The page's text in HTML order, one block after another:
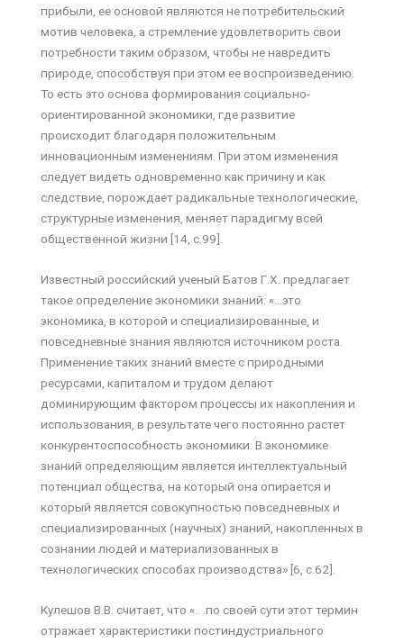
прибыли, ее основой являются не потребительский
мотив человека, а стремление удовлетворить свои
потребности таким образом, чтобы не навредить
природе, способствуя при этом ее воспроизведению.
То есть это основа формирования социально-
ориентированной экономики, где развитие
происходит благодаря положительным
инновационным изменениям. При этом изменения
следует видеть одновременно как причину и как
следствие, порождает радикальные технологические,
структурные изменения, меняет парадигму всей
общественной жизни [14, с.99].
Известный российский ученый Батов Г.Х. предлагает
такое определение экономики знаний: «…это
экономика, в которой и специализированные, и
повседневные знания являются источником роста.
Применение таких знаний вместе с природными
ресурсами, капиталом и трудом делают
доминирующим фактором процессы их накопления и
использования, в результате чего постоянно растет
конкурентоспособность экономики. В экономике
знаний определяющим является интеллектуальный
потенциал общества, на который она опирается и
который является совокупностью повседневных и
специализированных (научных) знаний, накопленных в
сознании людей и материализованных в
технологических способах производства» [6, с.62].
Кулешов В.В. считает, что «.. .по своей сути этот термин
отражает характеристики постиндустриального